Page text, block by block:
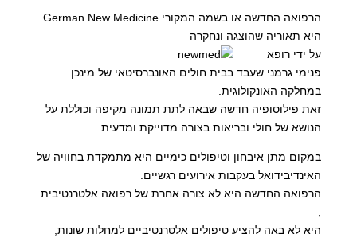
הרפואה החדשה או בשמה המקורי German New Medicine
היא תאוריה שהוצגה ונחקרה
על ידי רופא
פנימי גרמני שעבד בבית חולים האונברסיטאי של מינכן
במחלקה האונקולוגית.
זאת פילוסופיה חדשה שבאה לתת תמונה מקיפה וכוללת על
הנושא של חולי ובריאות בצורה מדוייקת ומדעית.
במקום מתן איבחון וטיפולים כימיים היא מתמקדת בחוויה של
האינדיבידואל בעקבות אירועים רגשיים.
הרפואה החדשה היא לא צורה אחרת של רפואה אלטרנטיבית
היא לא באה להציע טיפולים אלטרנטיביים למחלות שונות,